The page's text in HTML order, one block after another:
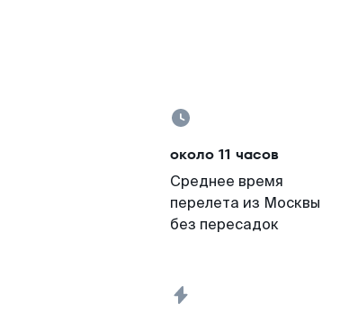
около 11 часов
Среднее время
перелета из Москвы
без пересадок